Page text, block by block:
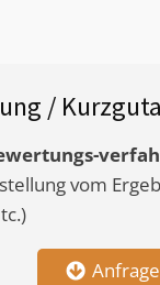
/
vom